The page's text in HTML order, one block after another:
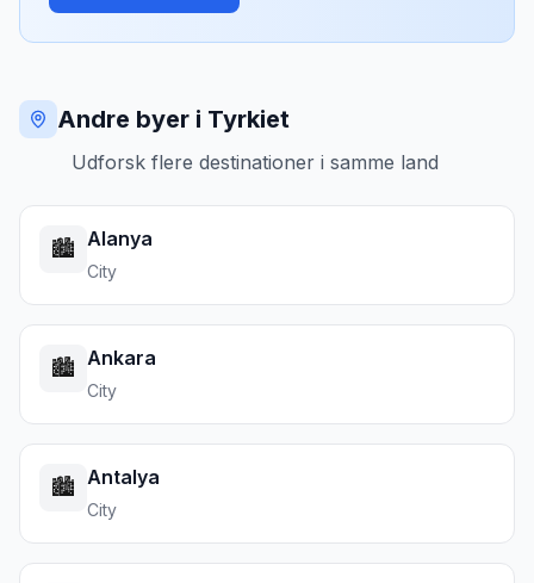
Andre byer i Tyrkiet
Udforsk flere destinationer i samme land
🏙️ Alanya
City
🏙️ Ankara
City
🏙️ Antalya
City